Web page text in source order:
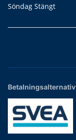
Söndag Stängt
Betalningsalternativ